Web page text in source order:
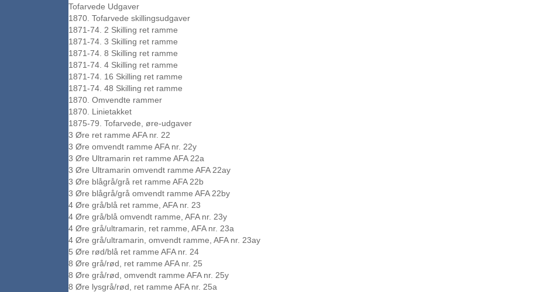
Tofarvede Udgaver
1870. Tofarvede skillingsudgaver
1871-74. 2 Skilling ret ramme
1871-74. 3 Skilling ret ramme
1871-74. 8 Skilling ret ramme
1871-74. 4 Skilling ret ramme
1871-74. 16 Skilling ret ramme
1871-74. 48 Skilling ret ramme
1870. Omvendte rammer
1870. Linietakket
1875-79. Tofarvede, øre-udgaver
3 Øre ret ramme AFA nr. 22
3 Øre omvendt ramme AFA nr. 22y
3 Øre Ultramarin ret ramme AFA 22a
3 Øre Ultramarin omvendt ramme AFA 22ay
3 Øre blågrå/grå ret ramme AFA 22b
3 Øre blågrå/grå omvendt ramme AFA 22by
4 Øre grå/blå ret ramme, AFA nr. 23
4 Øre grå/blå omvendt ramme, AFA nr. 23y
4 Øre grå/ultramarin, ret ramme, AFA nr. 23a
4 Øre grå/ultramarin, omvendt ramme, AFA nr. 23ay
5 Øre rød/blå ret ramme AFA nr. 24
8 Øre grå/rød, ret ramme AFA nr. 25
8 Øre grå/rød, omvendt ramme AFA nr. 25y
8 Øre lysgrå/rød, ret ramme AFA nr. 25a